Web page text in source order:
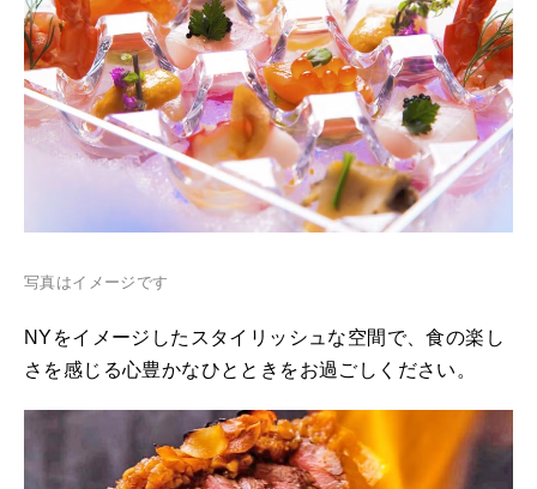
写真はイメージです
NYをイメージしたスタイリッシュな空間で、食の楽し
さを感じる心豊かなひとときをお過ごしください。